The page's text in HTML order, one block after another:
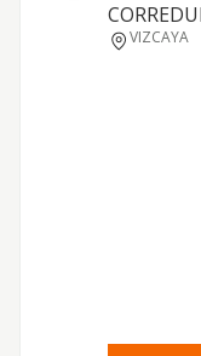
VIZCAYA